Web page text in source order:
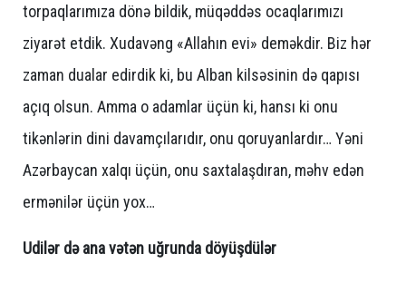
torpaqlarımıza dönə bildik, müqəddəs ocaqlarımızı
ziyarət etdik. Xudavəng «Allahın evi» deməkdir. Biz hər
zaman dualar edirdik ki, bu Alban kilsəsinin də qapısı
açıq olsun. Amma o adamlar üçün ki, hansı ki onu
tikənlərin dini davamçılarıdır, onu qoruyanlardır… Yəni
Azərbaycan xalqı üçün, onu saxtalaşdıran, məhv edən
ermənilər üçün yox…
Udilər də ana vətən uğrunda döyüşdülər